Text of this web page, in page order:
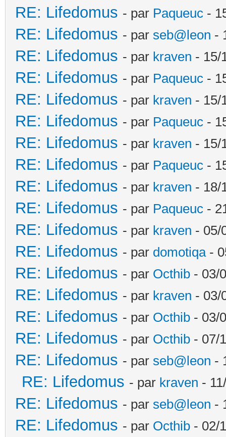
RE: Lifedomus - par Paqueuc -
RE: Lifedomus - par seb@leon -
RE: Lifedomus - par kraven - 15/
RE: Lifedomus - par Paqueuc -
RE: Lifedomus - par kraven - 15/
RE: Lifedomus - par Paqueuc -
RE: Lifedomus - par kraven - 15/
RE: Lifedomus - par Paqueuc -
RE: Lifedomus - par kraven - 18/
RE: Lifedomus - par Paqueuc -
RE: Lifedomus - par kraven - 05/
RE: Lifedomus - par domotiqa-
RE: Lifedomus - par Octhib - 03/
RE: Lifedomus - par kraven - 03/
RE: Lifedomus - par Octhib - 03/
RE: Lifedomus - par Octhib - 07/
RE: Lifedomus - par seb@leon -
RE: Lifedomus - par kraven -
RE: Lifedomus - par seb@leon -
RE: Lifedomus - par Octhib - 02/